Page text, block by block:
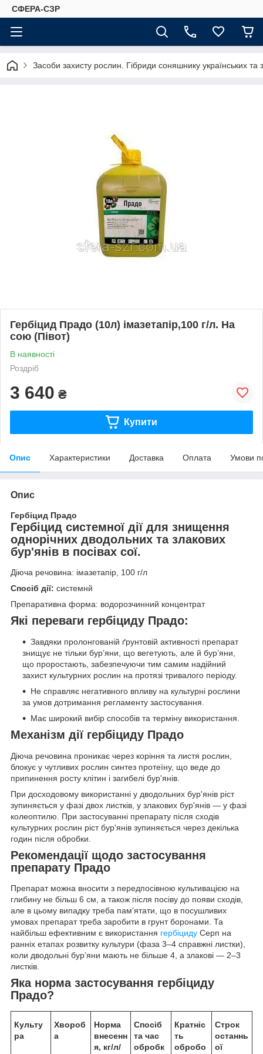
СФЕРА-СЗР
Засоби захисту рослин. Гібриди соняшнику українських та
Гербіцид Прадо (10л) імазетапір,100 г/л. На
сою (Півот)
В наявності
Роздріб
3 640 ₴
Купити
Опис Характеристики Доставка Оплата Умови
Опис
Гербіцид Прадо
Гербіцид системної дії для знищення
однорічних дводольних та злакових
бур'янів в посівах сої.
Діюча речовина: імазетапір, 100 г/л
Спосіб дії: системнй
Препаративна форма: водорозчинний концентрат
Які переваги гербіциду Прадо:
Завдяки пролонгованій ґрунтовій активності препарат
знищує не тільки бур’яни, що вегетують, але й бур’яни,
що проростають, забезпечуючи тим самим надійний
захист культурних рослин на протязі тривалого періоду.
Не справляє негативного впливу на культурні рослини
за умов дотримання регламенту застосування.
Має широкий вибір способів та терміну використання.
Механізм дії гербіциду Прадо
Діюча речовина проникає через коріння та листя рослин,
блокує у чутливих рослин синтез протеїну, що веде до
припинення росту клітин і загибелі бур'янів.
При досходовому використанні у дводольних бур'янів ріст
зупиняється у фазі двох листків, у злакових бур'янів — у фазі
колеоптилю. При застосуванні препарату після сходів
культурних рослин ріст бур'янів зупиняється через декілька
годин після обробки.
Рекомендації щодо застосування
препарату Прадо
Препарат можна вносити з передпосівною культивацією на
глибину не більш 6 см, а також після посіву до появи сходів,
але в цьому випадку треба пам’ятати, що в посушливих
умовах препарат треба заробити в грунт боронами. Та
найбільш ефективним є використання гербіциду Серп на
ранніх етапах розвитку культури (фаза 3–4 справжні листки),
коли дводольні бур’яни мають не більше 4, а злакові — 2–3
листків.
Яка норма застосування гербіциду
Прадо?
Культу
ра
Хвороб
а
Норма
внесенн
я, кг/л/
Спосіб
та час
обробк
Кратніс
ть
обробо
Строк
останнь
ої